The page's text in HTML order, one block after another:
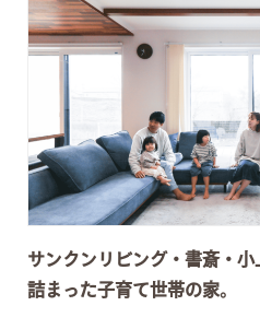
サンクンリビング・書斎・
詰まった子育て世帯の家。